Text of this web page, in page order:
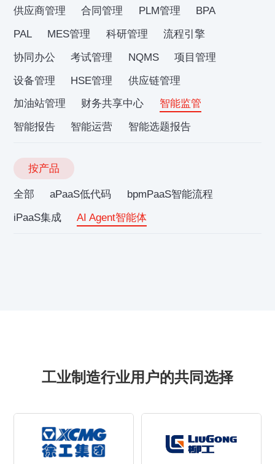
供应商管理
合同管理 PLM管理
BPA
PAL
MES管理 科研管理
流程引擎
协同办公
考试管理 NQMS
项目管理
设备管理
HSE管理
供应链管理
加油站管理
财务共享中心
智能监管
智能报告
智能运营 智能选题报告
按产品
全部 aPaaS低代码
bpmPaaS智能流程
iPaaS集成
AI Agent智能体
工业制造行业用户的共同选择